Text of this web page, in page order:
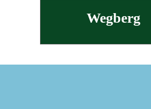
Wegberg